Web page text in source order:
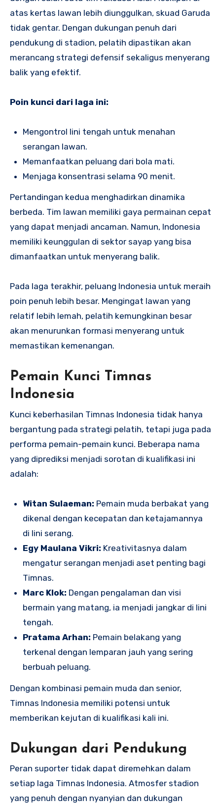
atas kertas lawan lebih diunggulkan, skuad Garuda
tidak gentar. Dengan dukungan penuh dari
pendukung di stadion, pelatih dipastikan akan
merancang strategi defensif sekaligus menyerang
balik yang efektif.
Poin kunci dari laga ini:
Mengontrol lini tengah untuk menahan
serangan lawan.
Memanfaatkan peluang dari bola mati.
Menjaga konsentrasi selama 90 menit.
Pertandingan kedua menghadirkan dinamika
berbeda. Tim lawan memiliki gaya permainan cepat
yang dapat menjadi ancaman. Namun, Indonesia
memiliki keunggulan di sektor sayap yang bisa
dimanfaatkan untuk menyerang balik.
Pada laga terakhir, peluang Indonesia untuk meraih
poin penuh lebih besar. Mengingat lawan yang
relatif lebih lemah, pelatih kemungkinan besar
akan menurunkan formasi menyerang untuk
memastikan kemenangan.
Pemain Kunci Timnas
Indonesia
Kunci keberhasilan Timnas Indonesia tidak hanya
bergantung pada strategi pelatih, tetapi juga pada
performa pemain-pemain kunci. Beberapa nama
yang diprediksi menjadi sorotan di kualifikasi ini
adalah:
Witan Sulaeman: Pemain muda berbakat yang
dikenal dengan kecepatan dan ketajamannya
di lini serang.
Egy Maulana Vikri: Kreativitasnya dalam
mengatur serangan menjadi aset penting bagi
Timnas.
Marc Klok: Dengan pengalaman dan visi
bermain yang matang, ia menjadi jangkar di lini
tengah.
Pratama Arhan: Pemain belakang yang
terkenal dengan lemparan jauh yang sering
berbuah peluang.
Dengan kombinasi pemain muda dan senior,
Timnas Indonesia memiliki potensi untuk
memberikan kejutan di kualifikasi kali ini.
Dukungan dari Pendukung
Peran suporter tidak dapat diremehkan dalam
setiap laga Timnas Indonesia. Atmosfer stadion
yang penuh dengan nyanyian dan dukungan